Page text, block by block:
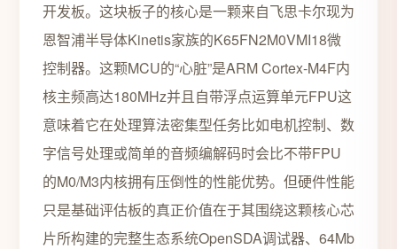
开发板。这块板子的核心是一颗来自飞思卡尔现为
恩智浦半导体Kinetis家族的K65FN2M0VMI18微
控制器。这颗MCU的“心脏”是ARM Cortex-M4F内
核主频高达180MHz并且自带浮点运算单元FPU这
意味着它在处理算法密集型任务比如电机控制、数
字信号处理或简单的音频编解码时会比不带FPU
的M0/M3内核拥有压倒性的性能优势。但硬件性能
只是基础评估板的真正价值在于其围绕这颗核心芯
片所构建的完整生态系统OpenSDA调试器、64Mb